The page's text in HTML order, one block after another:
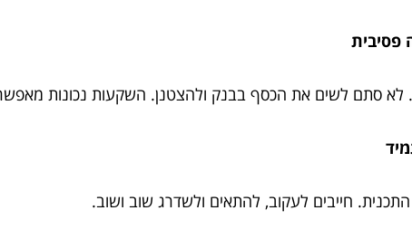
פסיבית
סתם לשים את הכסף בבנק ולהצטנן. השקעות נכונות
חייבים לעקוב, להתאים ולשדרג שוב ושוב.